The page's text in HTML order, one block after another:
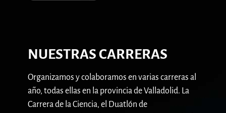
NUESTRAS CARRERAS
Organizamos y colaboramos en varias carreras al
año, todas ellas en la provincia de Valladolid. La
Carrera de la Ciencia, el Duatlón de